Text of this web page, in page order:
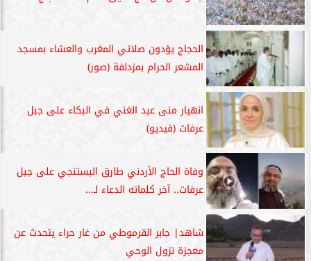
الحجاج يؤدون صلاتي المغرب والعشاء بمسجد
المشعر الحرام بمزدلفة (صور)
انهيار منى عبد الغني في البكاء على جبل
عرفات (فيديو)
وفاة الحاج الأردني طارق البستنجي على جبل
عرفات.. آخر كلماته الدعاء لـ...
شاهد| جابر القرموطي من غار حراء يتحدث عن
معجزة نزول الوحي